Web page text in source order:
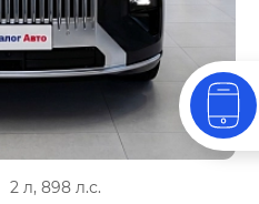
2 л, 898 л.с.